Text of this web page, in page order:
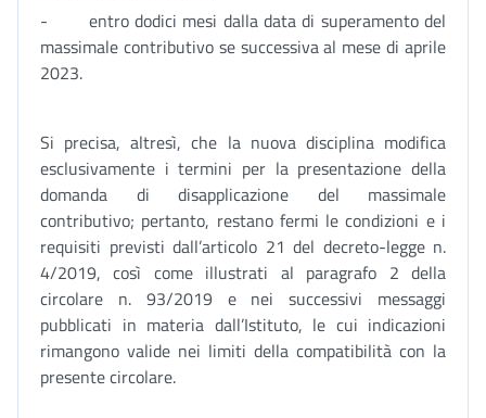
- entro dodici mesi dalla data di superamento del
massimale contributivo se successiva al mese di aprile
2023.
Si precisa, altresì, che la nuova disciplina modifica
esclusivamente i termini per la presentazione della
domanda di disapplicazione del massimale
contributivo; pertanto, restano fermi le condizioni e i
requisiti previsti dall’articolo 21 del decreto-legge n.
4/2019, così come illustrati al paragrafo 2 della
circolare n. 93/2019 e nei successivi messaggi
pubblicati in materia dall’Istituto, le cui indicazioni
rimangono valide nei limiti della compatibilità con la
presente circolare.